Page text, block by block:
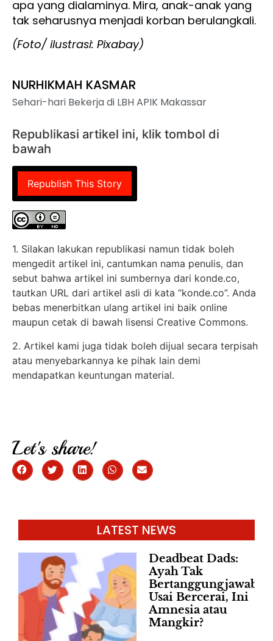
apa yang dialaminya. Mira, anak-anak yang
tak seharusnya menjadi korban berulangkali.
(Foto/ ilustrasi: Pixabay)
NURHIKMAH KASMAR
Sehari-hari Bekerja di LBH APIK Makassar
Republikasi artikel ini, klik tombol di
bawah
Republish This Story
1. Silakan lakukan republikasi namun tidak boleh
mengedit artikel ini, cantumkan nama penulis, dan
sebut bahwa artikel ini sumbernya dari konde.co,
tautkan URL dari artikel asli di kata “konde.co”. Anda
bebas menerbitkan ulang artikel ini baik online
maupun cetak di bawah lisensi Creative Commons.
2. Artikel kami juga tidak boleh dijual secara terpisah
atau menyebarkannya ke pihak lain demi
mendapatkan keuntungan material.
Let's share!
LATEST NEWS
Deadbeat Dads:
Ayah Tak
Bertanggungjawab
Usai Bercerai, Ini
Amnesia atau
Mangkir?